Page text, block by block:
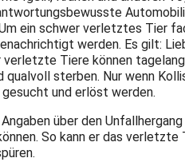
ein schwer verletztes Tier
werden. Es gilt:
verletzte Tiere können
qualvoll sterben. Nur wenn
und erlöst werden.
über den Unfallhergang
So kann er das verletzte